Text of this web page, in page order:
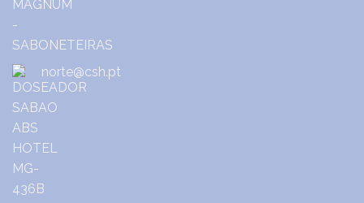
norte@csh.pt